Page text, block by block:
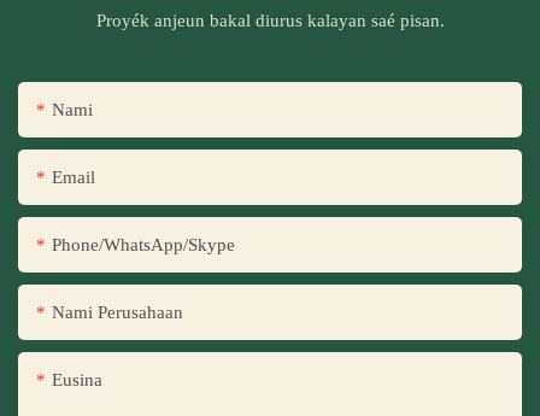
Proyék anjeun bakal diurus kalayan saé pisan.
Nami
Email
Phone/WhatsApp/Skype
Nami Perusahaan
Eusina